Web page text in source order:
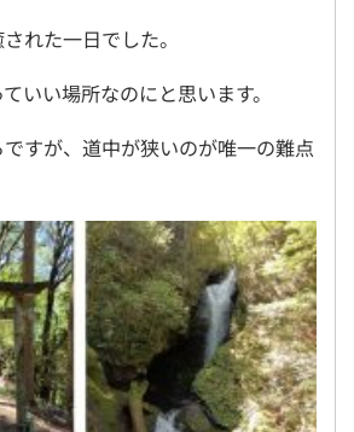
れた一日でした。
いい場所なのにと思います。
すが、道中が狭いのが唯一の難点